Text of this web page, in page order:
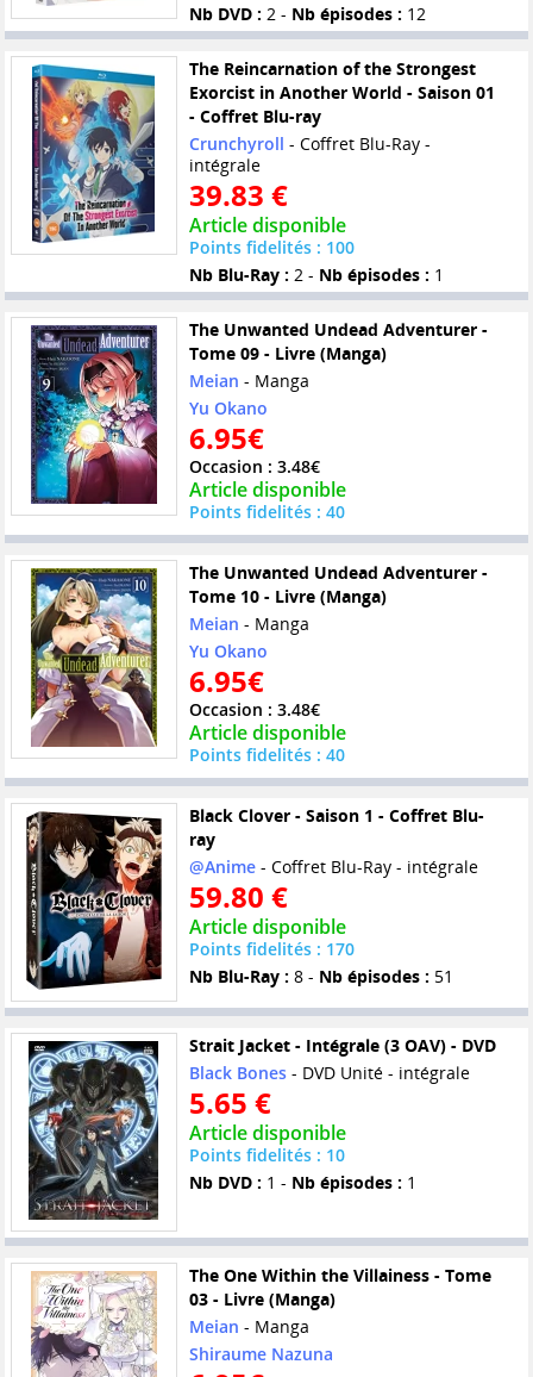
Nb DVD : 2 - Nb épisodes : 12
The Reincarnation of the Strongest
Exorcist in Another World - Saison 01
- Coffret Blu-ray
Crunchyroll - Coffret Blu-Ray -
intégrale
39.83 €
Article disponible
Points fidelités : 100
Nb Blu-Ray : 2 - Nb épisodes : 1
The Unwanted Undead Adventurer -
Tome 09 - Livre (Manga)
Meian - Manga
Yu Okano
6.95€
Occasion : 3.48€
Article disponible
Points fidelités : 40
The Unwanted Undead Adventurer -
Tome 10 - Livre (Manga)
Meian - Manga
Yu Okano
6.95€
Occasion : 3.48€
Article disponible
Points fidelités : 40
Black Clover - Saison 1 - Coffret Blu-
ray
@Anime- Coffret Blu-Ray - intégrale
59.80 €
Article disponible
Points fidelités : 170
Nb Blu-Ray : 8 - Nb épisodes : 51
Strait Jacket - Intégrale (3 OAV) - DVD
Black Bones- DVD Unité - intégrale
5.65 €
Article disponible
Points fidelités : 10
Nb DVD : 1 - Nb épisodes : 1
The One Within the Villainess - Tome
03 - Livre (Manga)
Meian - Manga
Shiraume Nazuna